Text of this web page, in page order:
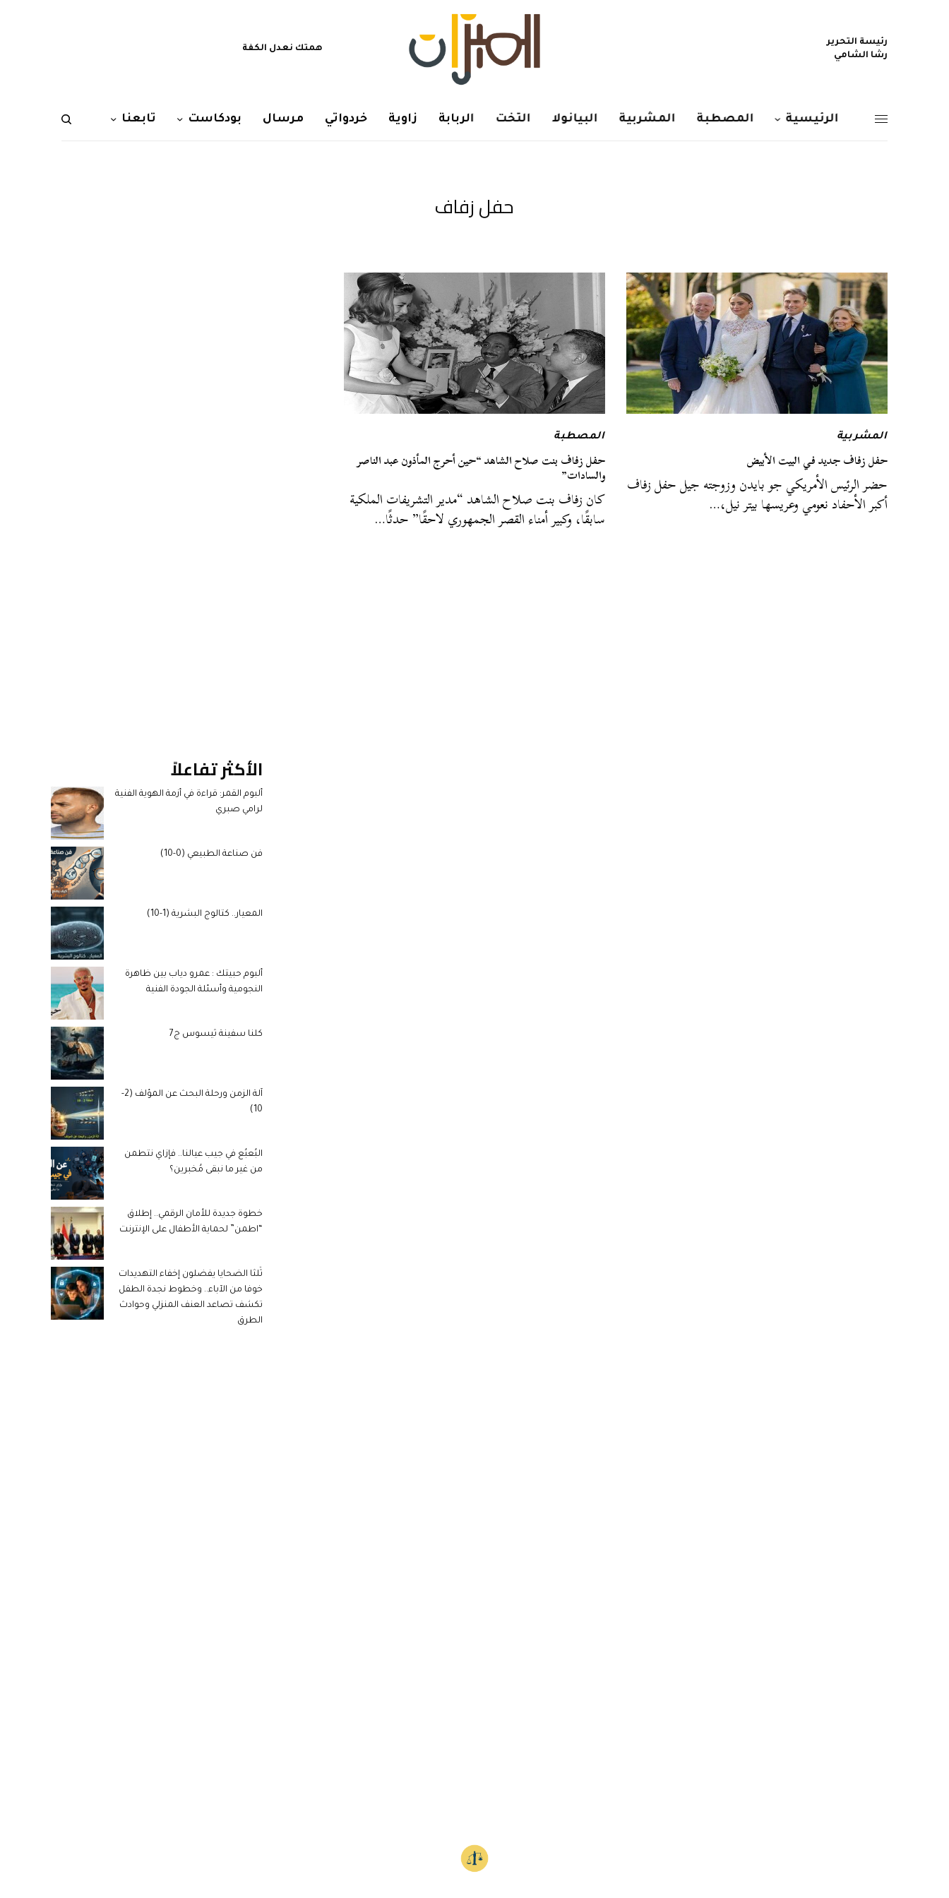
رئيسة التحرير
رشا الشامي
همتك نعدل الكفة
الرئيسية المصطبة المشربية البيانولا التخت الربابة زاوية خردواتي مرسال بودكاست تابعنا
حفل زفاف
المشربية
حفل زفاف جديد في البيت الأبيض
حضر الرئيس الأمريكي جو بايدن وزوجته جيل حفل زفاف
أكبر الأحفاد نعومي وعريسها بيتر نيل،…
المصطبة
حفل زفاف بنت صلاح الشاهد “حين أحرج المأذون عبد الناصر
والسادات”
كان زفاف بنت صلاح الشاهد “مدير التشريفات الملكية
سابقًا، وكبير أمناء القصر الجمهوري لاحقًا” حدثًا…
الأكثر تفاعلاً
ألبوم القمر: قراءة في أزمة الهوية الفنية
لرامي صبري
فن صناعة الطبيعي (0-10)
المعيار.. كتالوج البشرية (1-10)
ألبوم حبيتك : عمرو دياب بين ظاهرة
النجومية وأسئلة الجودة الفنية
كلنا سفينة ثيسوس ج7
آلة الزمن ورحلة البحث عن المؤلف (2-
10)
البُعبُع في جيب عيالنا.. فإزاي نتطمن
من غير ما نبقى مُخبرين؟
خطوة جديدة للأمان الرقمي.. إطلاق
“اطمن” لحماية الأطفال على الإنترنت
ثُلثا الضحايا يفضلون إخفاء التهديدات
خوفا من الآباء.. وخطوط نجدة الطفل
تكشف تصاعد العنف المنزلي وحوادث
الطرق